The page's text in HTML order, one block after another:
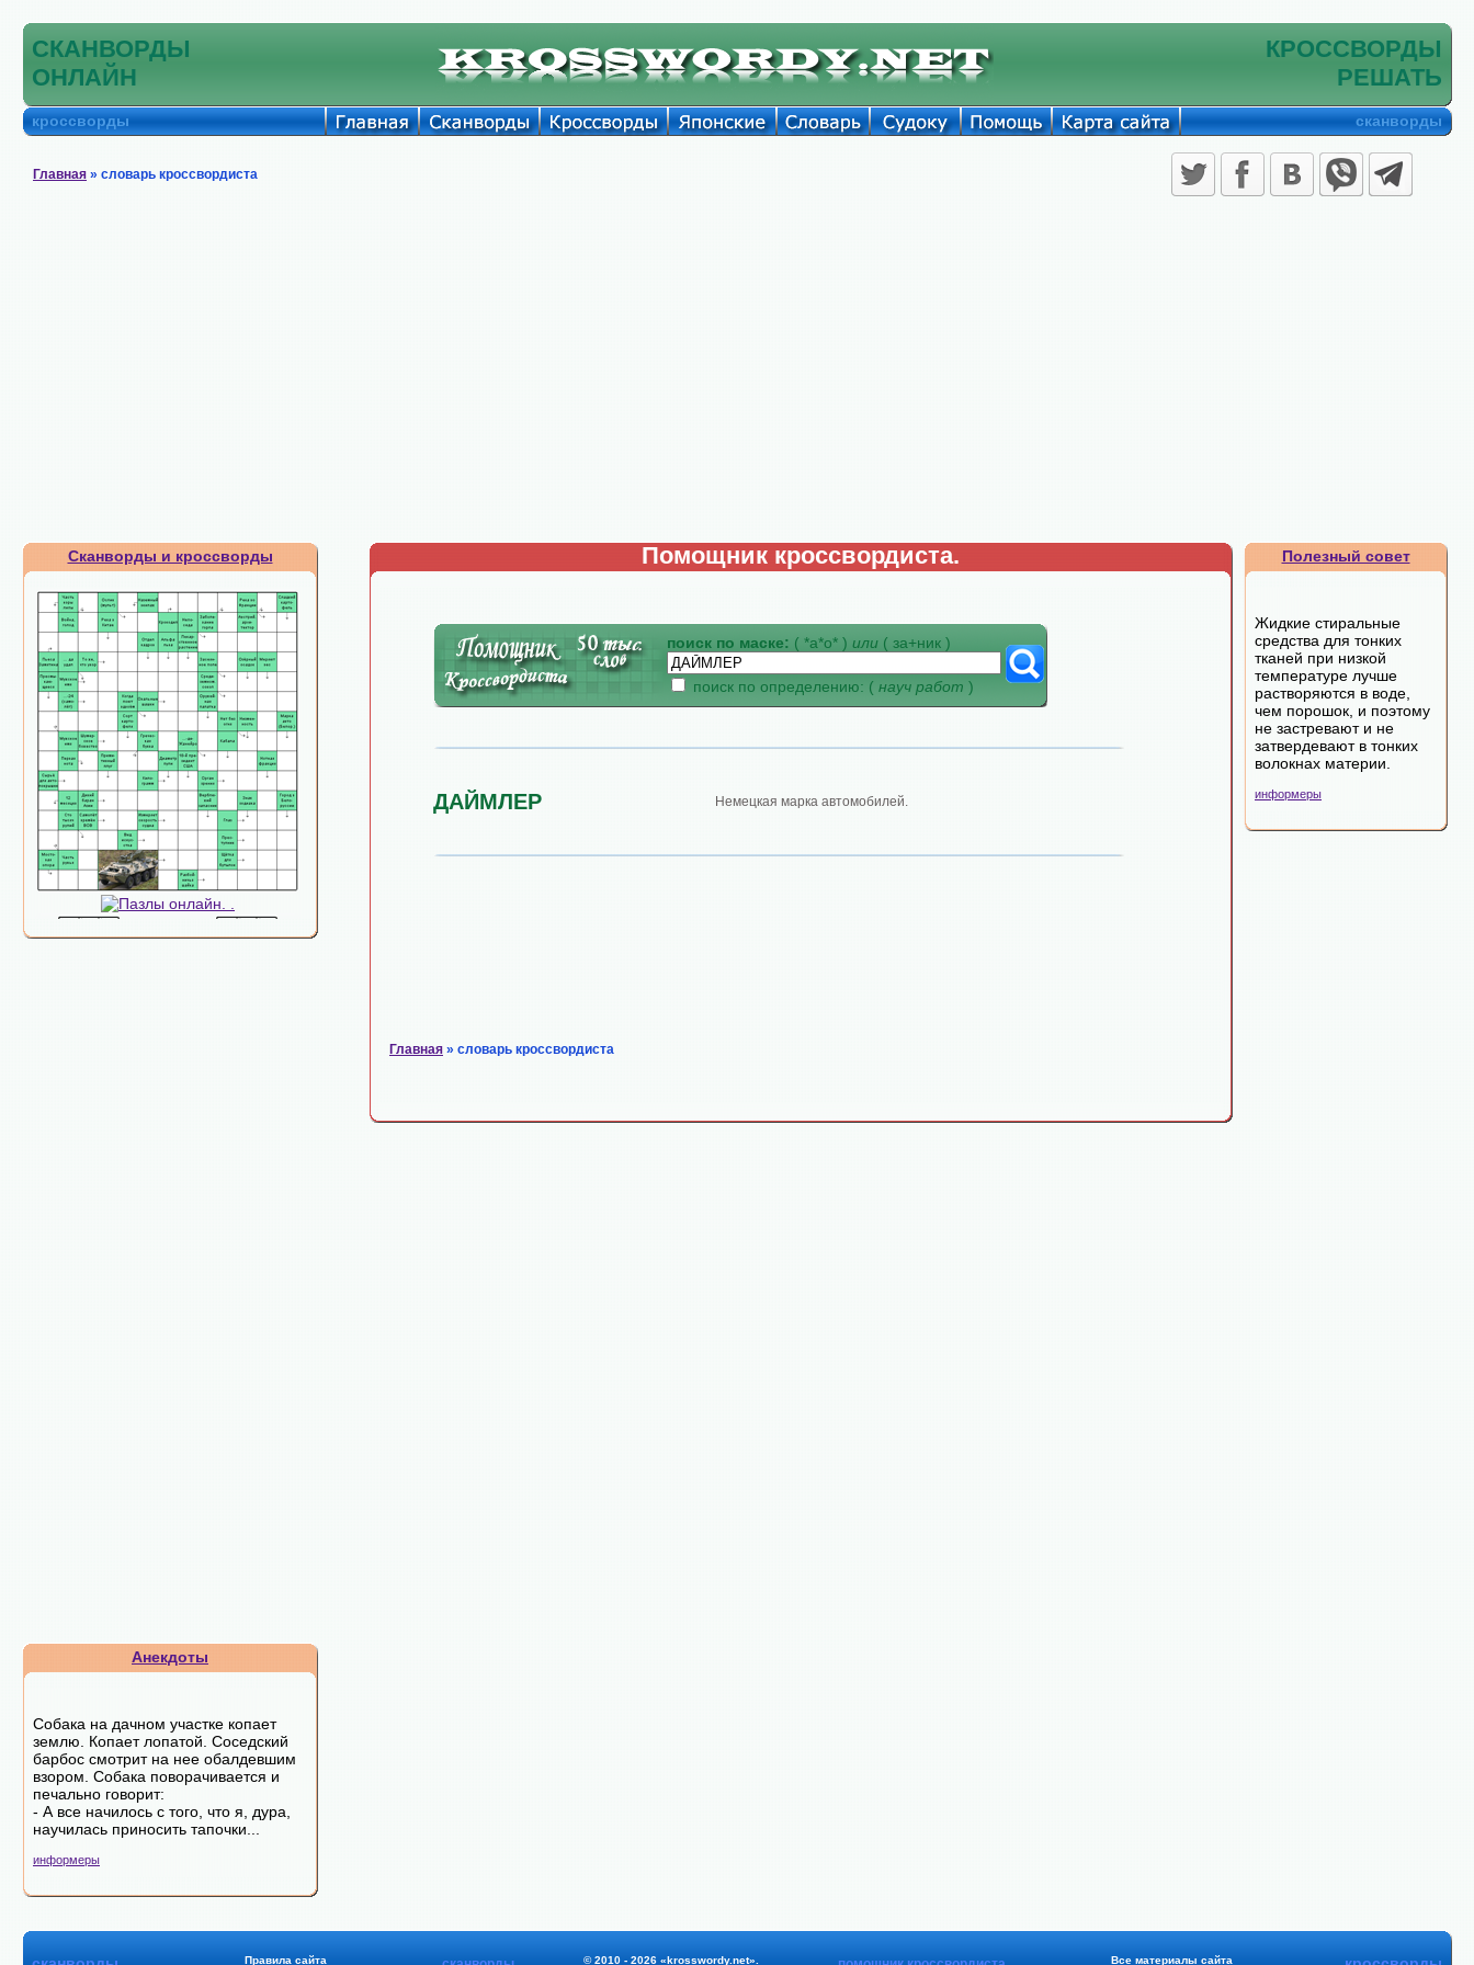
СКАНВОРДЫ
ОНЛАЙН
КРОССВОРДЫ
РЕШАТЬ
кроссворды сканворды
Главная » словарь кроссвордиста
Сканворды и кроссворды
Анекдоты
Собака на дачном участке копает
землю. Копает лопатой. Соседский
барбос смотрит на нее обалдевшим
взором. Собака поворачивается и
печально говорит:
- А все начилось с того, что я, дура,
научилась приносить тапочки...
информеры
Помощник кроссвордиста.
поиск по маске: ( *а*о* ) или ( за+ник )
поиск по определению: ( науч работ )
ДАЙМЛЕР Немецкая марка автомобилей.
Главная » словарь кроссвордиста
Полезный совет
Жидкие стиральные
средства для тонких
тканей при низкой
температуре лучше
растворяются в воде,
чем порошок, и поэтому
не застревают и не
затвердевают в тонких
волокнах материи.
информеры
Правила сайта © 2010 - 2026 «krosswordy.net». Все материалы сайта